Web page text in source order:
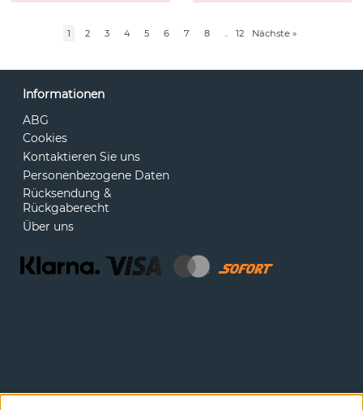
1 2 3 4 5 6 7 8 12 Nächste »
Informationen
ABG
Cookies
Kontaktieren Sie uns
Personenbezogene Daten
Rücksendung &
Rückgaberecht
Über uns